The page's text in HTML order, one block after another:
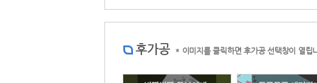
후가공 * 이미지를 클릭하면 후가공 선택창이 열립